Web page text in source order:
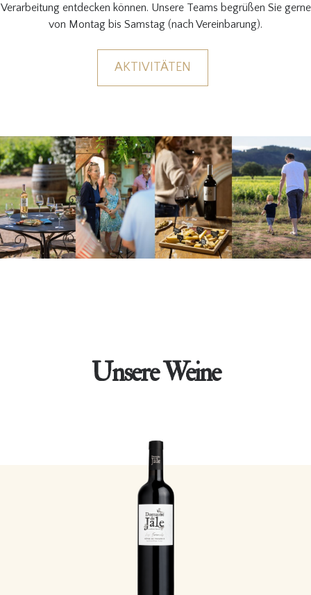
Verarbeitung entdecken können. Unsere Teams begrüßen Sie gerne
von Montag bis Samstag (nach Vereinbarung).
AKTIVITÄTEN
Unsere Weine